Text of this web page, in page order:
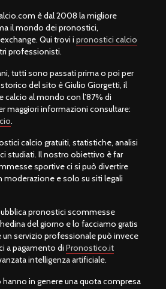
è dal 2008 la migliore
il mondo dei pronostici,
Qui trovi i pronostici calcio
professionisti.
tutti sono passati prima o poi per
del sito è Giulio Giorgetti, il
al mondo con l’87% di
maggiori informazioni consultare:
.
calcio gratuiti, statistiche, analisi
studiati. Il nostro obiettivo è far
sportive ci si può divertire
e solo su siti legali
pronostici scommesse
del giorno e lo facciamo gratis
un servizio professionale può invece
a pagamento di Pronostico.it
intelligenza artificiale.
in genere una quota compresa